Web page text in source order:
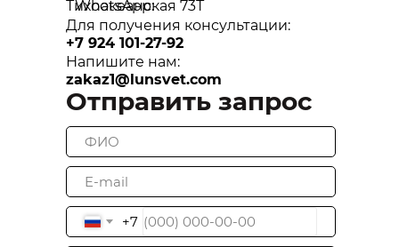
Напишите нам:
zakaz1@lunsvet.com
Для получения консультации:
+7 924 101-27-92
Тихоокеанская 73Т
+7
Отправить запрос
WhatsApp: